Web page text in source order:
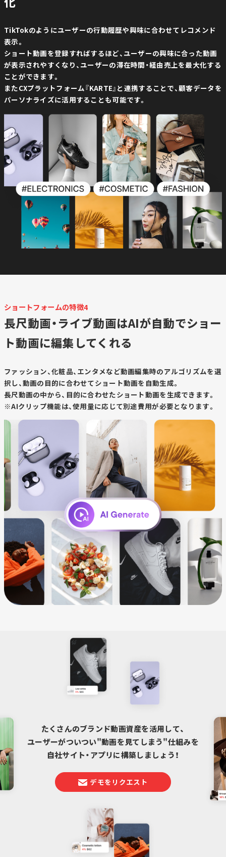
TikTokのようにユーザーの行動履歴や興味に合わせてレコメンド
表示。
ショート動画を登録すればするほど、ユーザーの興味に合った動画
が表示されやすくなり、ユーザーの滞在時間・経由売上を最大化する
ことができます。
またCXプラットフォーム『KARTE』と連携することで、顧客データを
パーソナライズに活用することも可能です。
ショートフォームの特徴4
長尺動画・ライブ動画はAIが自動でショー
ト動画に編集してくれる
ファッション、化粧品、エンタメなど動画編集時のアルゴリズムを選
択し、動画の目的に合わせてショート動画を自動生成。
長尺動画の中から、目的に合わせたショート動画を生成できます。
※AIクリップ機能は、使用量に応じて別途費用が必要となります。
たくさんのブランド動画資産を活用して、
ユーザーがついつい"動画を見てしまう"仕組みを
自社サイト・アプリに構築しましょう！
デモをリクエスト